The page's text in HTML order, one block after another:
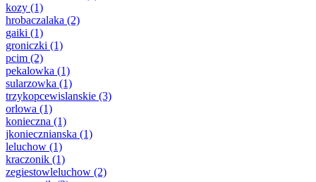
kozy (1)
hrobaczalaka (2)
gaiki (1)
groniczki (1)
pcim (2)
pekalowka (1)
sularzowka (1)
trzykopcewislanskie (3)
orlowa (1)
konieczna (1)
jkoniecznianska (1)
leluchow (1)
kraczonik (1)
zegiestowleluchow (2)